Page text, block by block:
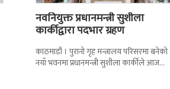
नवनियुक्त प्रधानमन्त्री सुशीला
कार्कीद्वारा पदभार ग्रहण
काठमाडौं । पुरानो गृह मन्त्रालय परिसरमा बनेको
नयाँ भवनमा प्रधानमन्त्री सुशीला कार्कीले आज